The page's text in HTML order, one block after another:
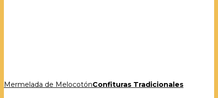
Mermelada de MelocotónConfituras Tradicionales